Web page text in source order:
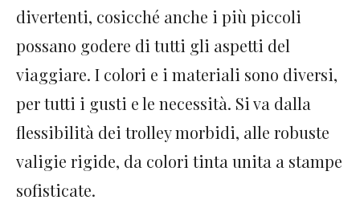
divertenti, cosicché anche i più piccoli
possano godere di tutti gli aspetti del
viaggiare. I colori e i materiali sono diversi,
per tutti i gusti e le necessità. Si va dalla
flessibilità dei trolley morbidi, alle robuste
valigie rigide, da colori tinta unita a stampe
sofisticate.